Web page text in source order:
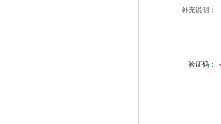
补充说明：
验证码：